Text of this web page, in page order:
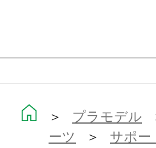
＞ プラモデル
ーツ
＞ サポー